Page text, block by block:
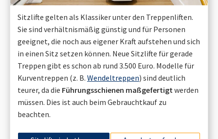
Sitzlifte gelten als Klassiker unter den Treppenliften.
Sie sind verhältnismäßig günstig und für Personen
geeignet, die noch aus eigener Kraft aufstehen und sich
in einen Sitz setzen können. Neue Sitzlifte für gerade
Treppen gibt es schon ab rund 3.500 Euro. Modelle für
Kurventreppen (z. B. Wendeltreppen) sind deutlich
teurer, da die Führungsschienen maßgefertigt werden
müssen. Dies ist auch beim Gebrauchtkauf zu
beachten.